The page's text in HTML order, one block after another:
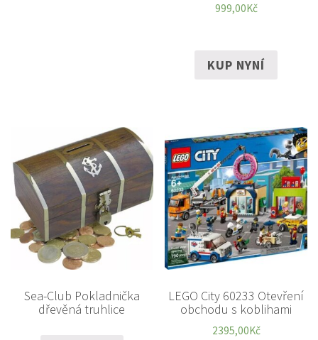
999,00Kč
KUP NYNÍ
Sea-Club Pokladnička
dřevěná truhlice
LEGO City 60233 Otevření
obchodu s koblihami
2395,00Kč